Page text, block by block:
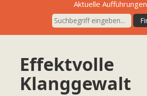
Aktuelle Aufführungen
Effektvolle
Klanggewalt